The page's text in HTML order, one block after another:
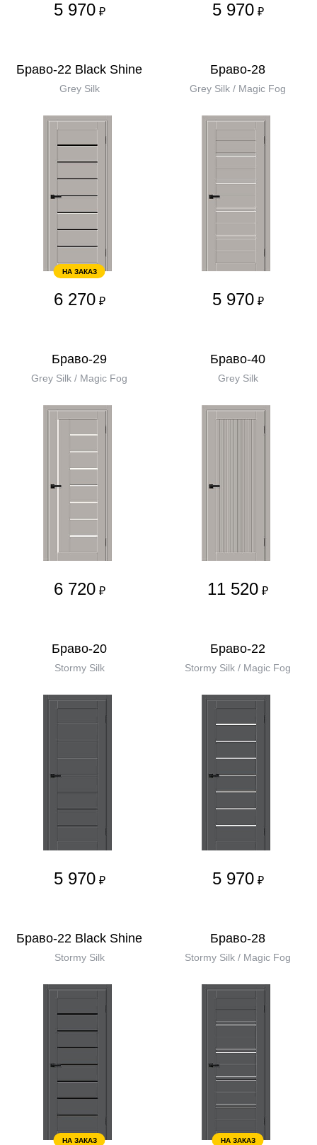
5 970 ₽ 5 970 ₽
Браво-22 Black Shine
Grey Silk
НА ЗАКАЗ
6 270 ₽
Браво-28
Grey Silk / Magic Fog
5 970 ₽
Браво-29
Grey Silk / Magic Fog
6 720 ₽
Браво-40
Grey Silk
11 520 ₽
Браво-20
Stormy Silk
5 970 ₽
Браво-22
Stormy Silk / Magic Fog
5 970 ₽
Браво-22 Black Shine
Stormy Silk
НА ЗАКАЗ
Браво-28
Stormy Silk / Magic Fog
НА ЗАКАЗ